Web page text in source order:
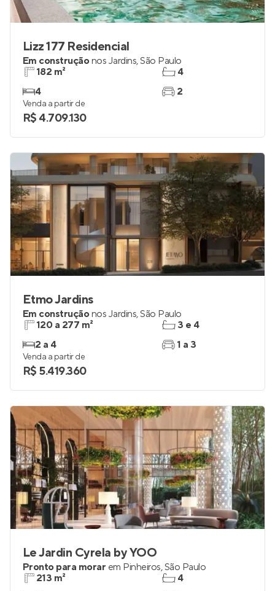
Lizz 177 Residencial
Em construçãonos Jardins,São Paulo
182 m²
4
4
2
Venda a partir de
R$ 4.709.130
Etmo Jardins
Em construçãonos Jardins,São Paulo
120 a 277 m²
2 a 4
3 e 4
1 a 3
Venda a partir de
R$ 5.419.360
Le Jardin Cyrela by YOO
Pronto para morar em Pinheiros,São Paulo
213 m²
4